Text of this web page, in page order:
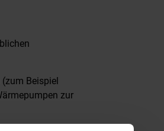
Beispiel
zur